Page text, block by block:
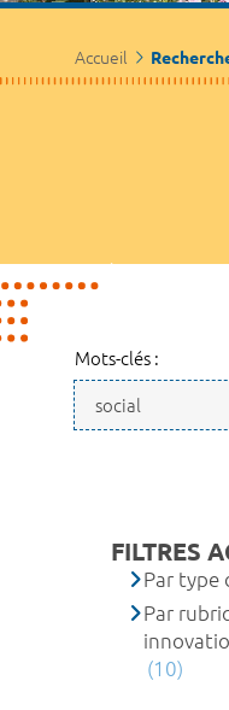
Accueil
Mots-clés :
FILTRES
Par type
Par
(10)